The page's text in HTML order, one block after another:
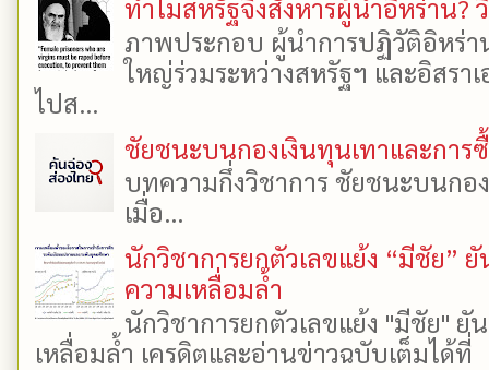
ทำไมสหรัฐจึงสังหารผู้นำอิหร่าน?
ภาพประกอบ ผู้นำการปฏิวัติอิหร่า
ใหญ่ร่วมระหว่างสหรัฐฯ และอิสรา
ไปส...
ชัยชนะบนกองเงินทุนเทาและการ
บทความกึ่งวิชาการ ชัยชนะบนกอ
เมื่อ...
นักวิชาการยกตัวเลขแย้ง “มีชัย”
ความเหลื่อมล้ำ
นักวิชาการยกตัวเลขแย้ง "มีชัย"
เหลื่อมล้ำ เครดิตและอ่านข่าวฉบับเต็มได้